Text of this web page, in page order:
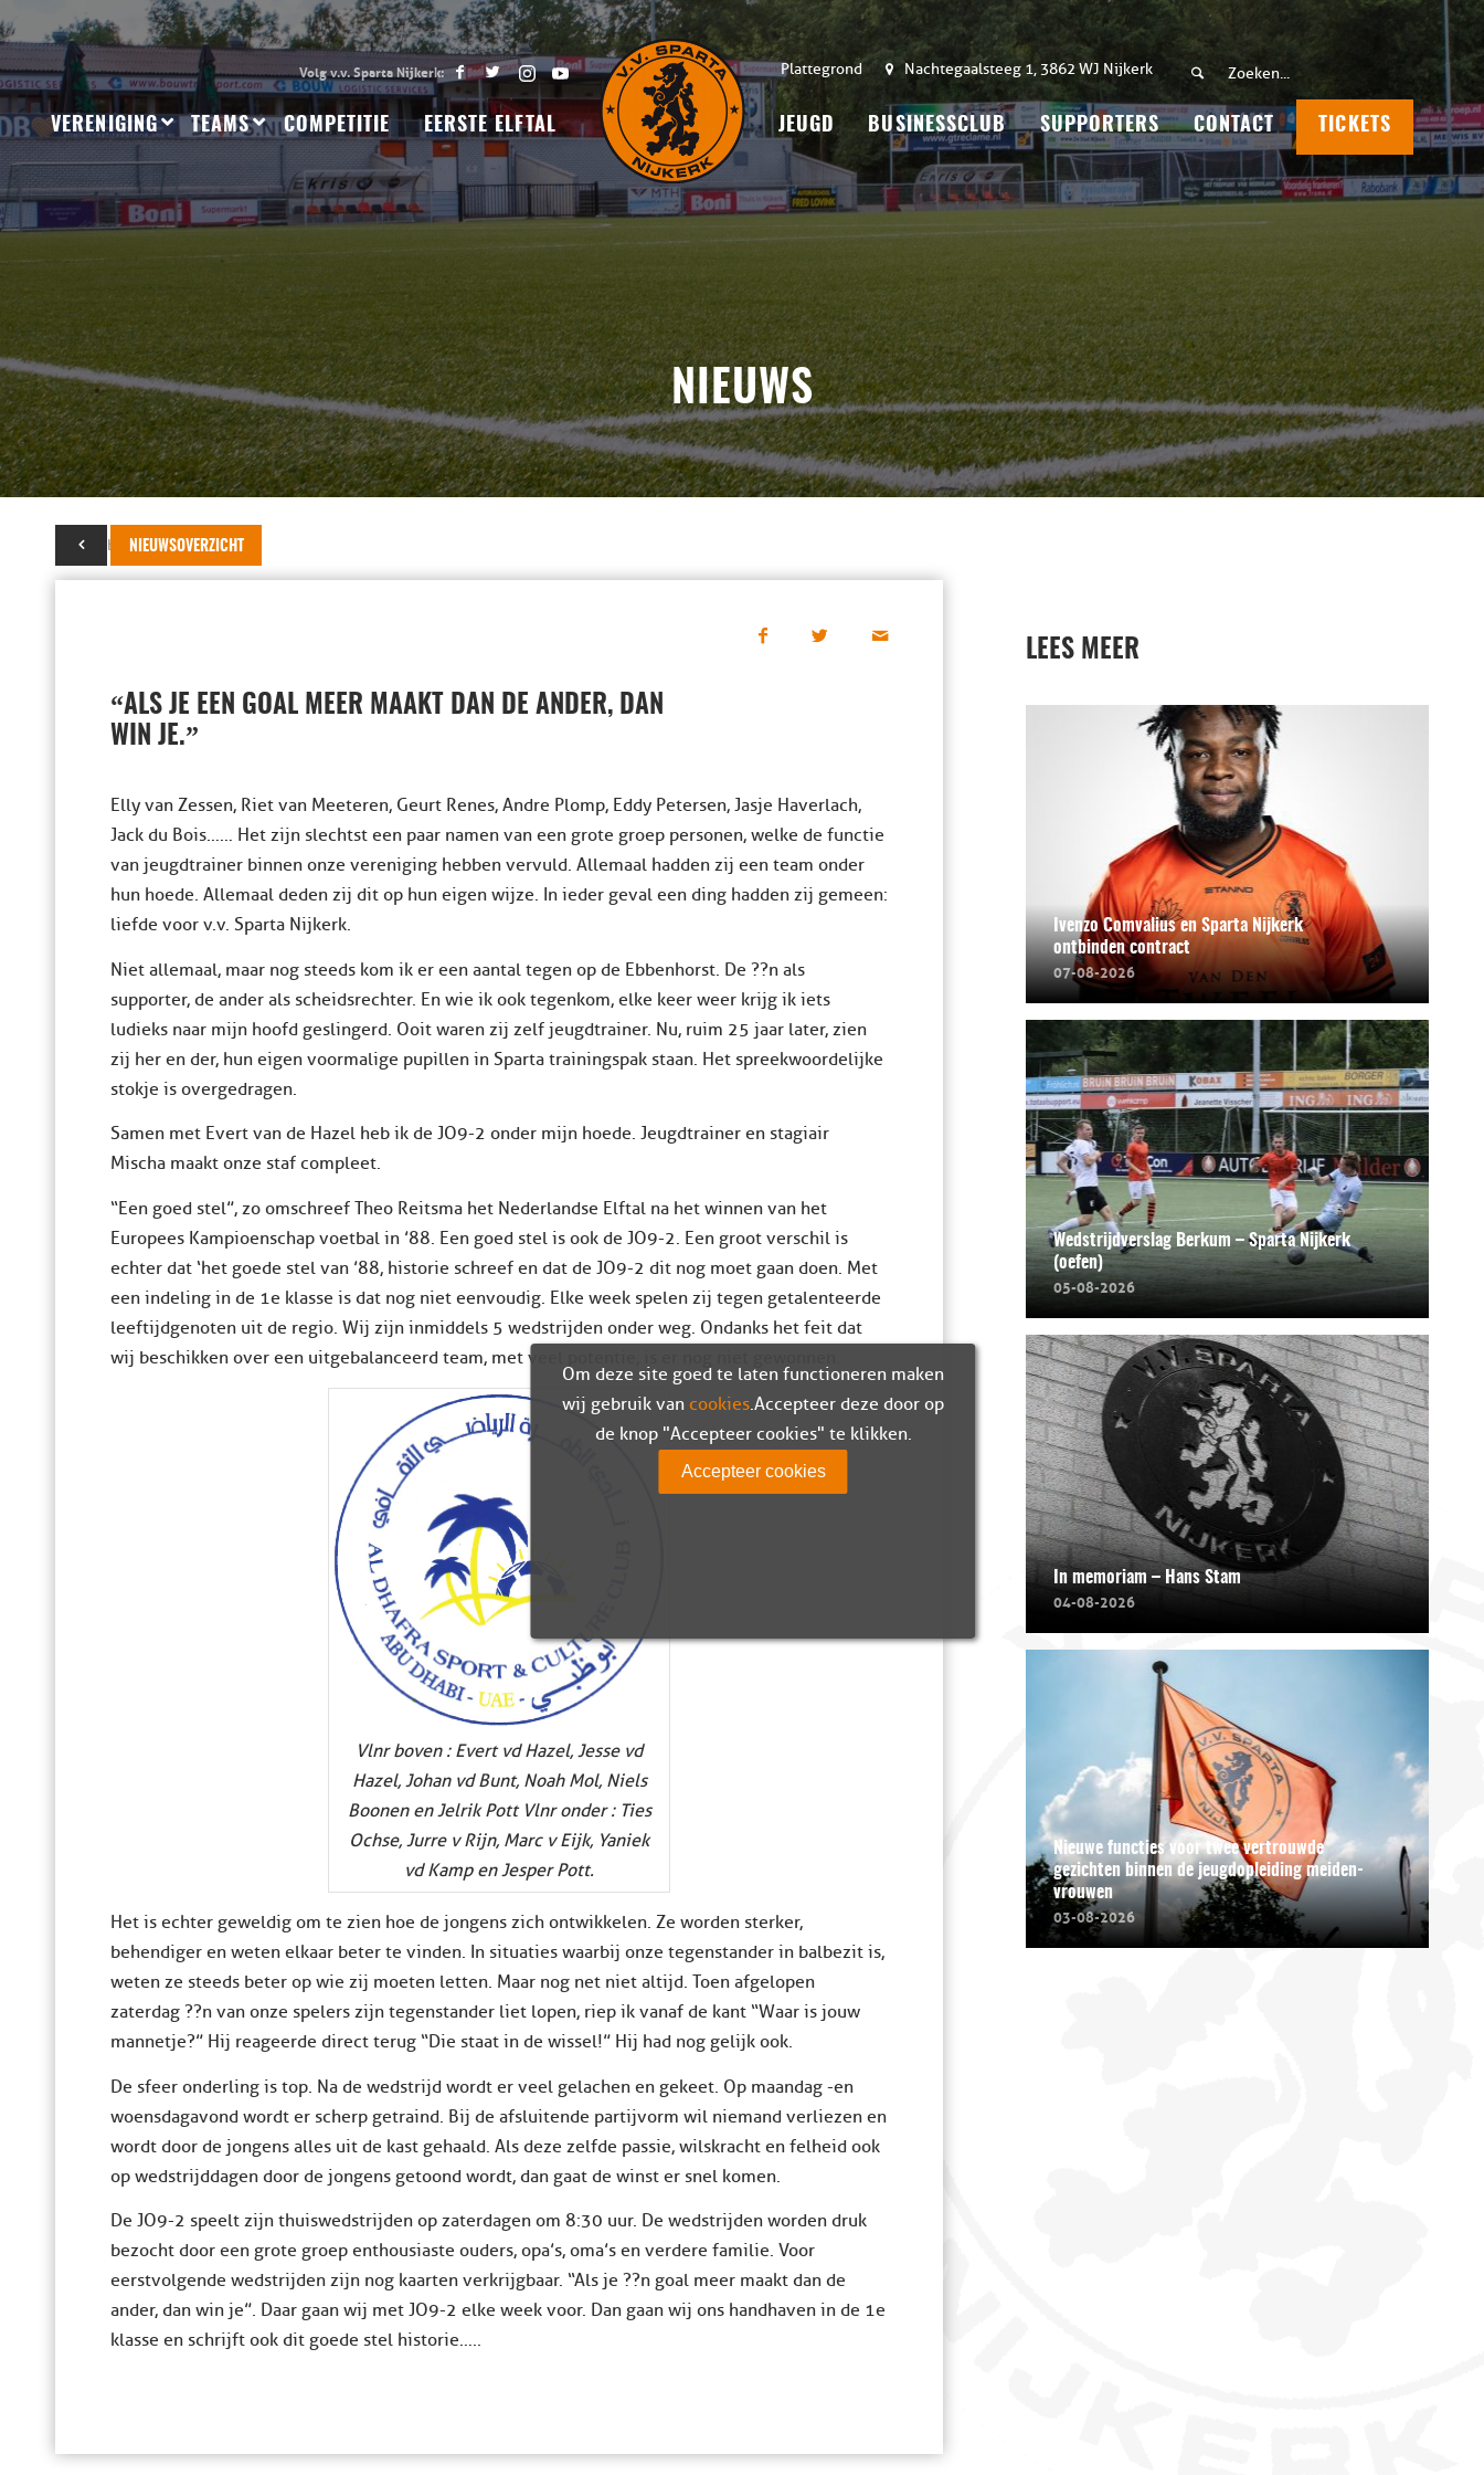
Plattegrond Nachtegaalsteeg 1, 3862 WJ Nijkerk
VERENIGING TEAMS COMPETITIE EERSTE ELFTAL JEUGD BUSINESSCLUB SUPPORTERS CONTACT TICKETS
NIEUWS
NIEUWSOVERZICHT
22 oktober 2016
“ALS JE EEN GOAL MEER MAAKT DAN DE ANDER, DAN
WIN JE.”
Elly van Zessen, Riet van Meeteren, Geurt Renes, Andre Plomp, Eddy Petersen, Jasje Haverlach,
Jack du Bois…… Het zijn slechtst een paar namen van een grote groep personen, welke de functie
van jeugdtrainer binnen onze vereniging hebben vervuld. Allemaal hadden zij een team onder
hun hoede. Allemaal deden zij dit op hun eigen wijze. In ieder geval een ding hadden zij gemeen:
liefde voor v.v. Sparta Nijkerk.
Niet allemaal, maar nog steeds kom ik er een aantal tegen op de Ebbenhorst. De ??n als
supporter, de ander als scheidsrechter. En wie ik ook tegenkom, elke keer weer krijg ik iets
ludieks naar mijn hoofd geslingerd. Ooit waren zij zelf jeugdtrainer. Nu, ruim 25 jaar later, zien
zij her en der, hun eigen voormalige pupillen in Sparta trainingspak staan. Het spreekwoordelijke
stokje is overgedragen.
Samen met Evert van de Hazel heb ik de JO9-2 onder mijn hoede. Jeugdtrainer en stagiair
Mischa maakt onze staf compleet.
“Een goed stel”, zo omschreef Theo Reitsma het Nederlandse Elftal na het winnen van het
Europees Kampioenschap voetbal in ’88. Een goed stel is ook de JO9-2. Een groot verschil is
echter dat ‘het goede stel van ’88, historie schreef en dat de JO9-2 dit nog moet gaan doen. Met
een indeling in de 1e klasse is dat nog niet eenvoudig. Elke week spelen zij tegen getalenteerde
leeftijdgenoten uit de regio. Wij zijn inmiddels 5 wedstrijden onder weg. Ondanks het feit dat
wij beschikken over een uitgebalanceerd team, met veel potentie, is er nog niet gewonnen.
Vlnr boven : Evert vd Hazel, Jesse vd
Hazel, Johan vd Bunt, Noah Mol, Niels
Boonen en Jelrik Pott Vlnr onder : Ties
Ochse, Jurre v Rijn, Marc v Eijk, Yaniek
vd Kamp en Jesper Pott.
Het is echter geweldig om te zien hoe de jongens zich ontwikkelen. Ze worden sterker,
behendiger en weten elkaar beter te vinden. In situaties waarbij onze tegenstander in balbezit is,
weten ze steeds beter op wie zij moeten letten. Maar nog net niet altijd. Toen afgelopen
zaterdag ??n van onze spelers zijn tegenstander liet lopen, riep ik vanaf de kant “Waar is jouw
mannetje?” Hij reageerde direct terug “Die staat in de wissel!” Hij had nog gelijk ook.
De sfeer onderling is top. Na de wedstrijd wordt er veel gelachen en gekeet. Op maandag -en
woensdagavond wordt er scherp getraind. Bij de afsluitende partijvorm wil niemand verliezen en
wordt door de jongens alles uit de kast gehaald. Als deze zelfde passie, wilskracht en felheid ook
op wedstrijddagen door de jongens getoond wordt, dan gaat de winst er snel komen.
De JO9-2 speelt zijn thuiswedstrijden op zaterdagen om 8:30 uur. De wedstrijden worden druk
bezocht door een grote groep enthousiaste ouders, opa’s, oma’s en verdere familie. Voor
eerstvolgende wedstrijden zijn nog kaarten verkrijgbaar. “Als je ??n goal meer maakt dan de
ander, dan win je”. Daar gaan wij met JO9-2 elke week voor. Dan gaan wij ons handhaven in de 1e
klasse en schrijft ook dit goede stel historie…..
LEES MEER
Ivenzo Comvalius en Sparta Nijkerk
ontbinden contract
07-08-2026
Wedstrijdverslag Berkum – Sparta Nijkerk
(oefen)
05-08-2026
In memoriam – Hans Stam
04-08-2026
Nieuwe functies voor twee vertrouwde
gezichten binnen de jeugdopleiding meiden-
vrouwen
03-08-2026
Om deze site goed te laten functioneren maken
wij gebruik van cookies. Accepteer deze door op
de knop "Accepteer cookies" te klikken.
Accepteer cookies